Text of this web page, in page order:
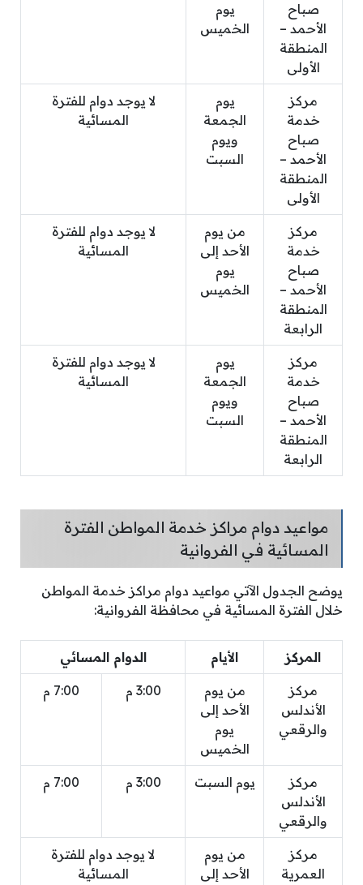
صباح
الأحمد –
المنطقة
الأولى
يوم
الخميس
مركز
خدمة
صباح
الأحمد –
المنطقة
الأولى
يوم
الجمعة
ويوم
السبت
لا يوجد دوام للفترة
المسائية
مركز
خدمة
صباح
الأحمد –
المنطقة
الرابعة
من يوم
الأحد إلى
يوم
الخميس
لا يوجد دوام للفترة
المسائية
مركز
خدمة
صباح
الأحمد –
المنطقة
الرابعة
يوم
الجمعة
ويوم
السبت
لا يوجد دوام للفترة
المسائية
مواعيد دوام مراكز خدمة المواطن الفترة
المسائية في الفروانية
يوضح الجدول الآتي مواعيد دوام مراكز خدمة المواطن
خلال الفترة المسائية في محافظة الفروانية:
المركز الأيام الدوام المسائي
مركز
الأندلس
والرقعي
من يوم
الأحد إلى
يوم
الخميس
3:00 م 7:00 م
مركز
الأندلس
والرقعي
يوم السبت 3:00 م 7:00 م
مركز
العمرية
من يوم
الأحد إلى
لا يوجد دوام للفترة
المسائية